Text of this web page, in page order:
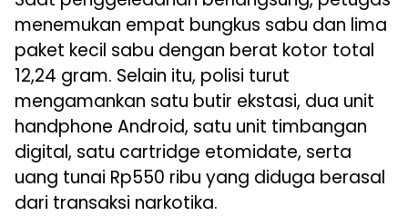
menemukan empat bungkus sabu dan lima
paket kecil sabu dengan berat kotor total
12,24 gram. Selain itu, polisi turut
mengamankan satu butir ekstasi, dua unit
handphone Android, satu unit timbangan
digital, satu cartridge etomidate, serta
uang tunai Rp550 ribu yang diduga berasal
dari transaksi narkotika.